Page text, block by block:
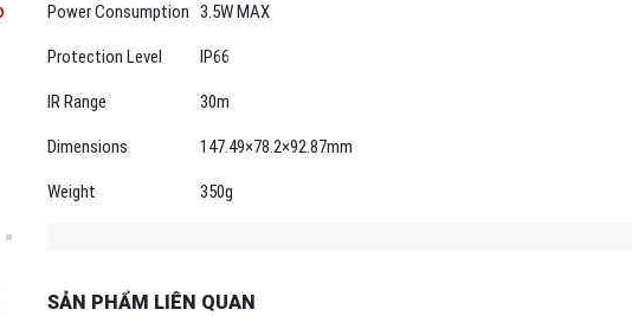
Protection Level IP66
IR Range 30m
Dimensions 147.49×78.2×92.87mm
Weight 350g